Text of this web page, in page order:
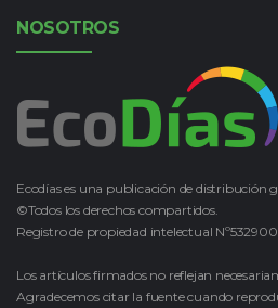
NOSOTROS
Ecodías es una publicación de distribución
©Todos los derechos compartidos.
Registro de propiedad intelectual
Los artículos firmados no reflejan
Agradecemos citar la fuente cuando